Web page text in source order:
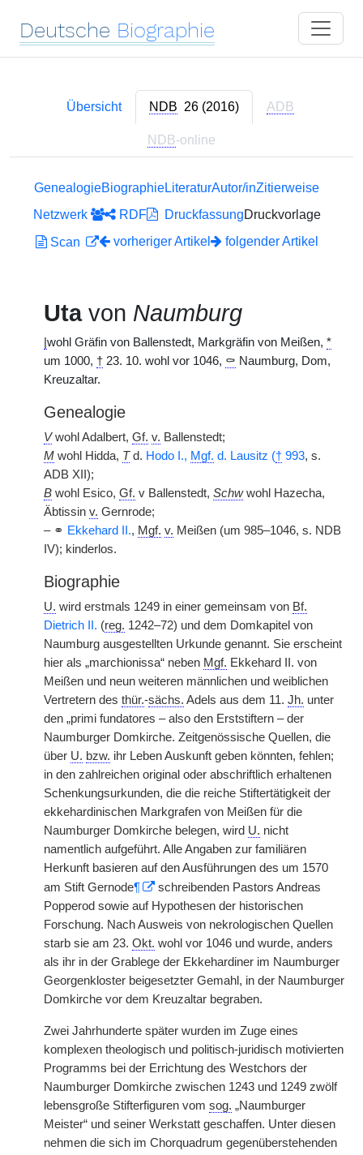
Deutsche Biographie
Übersicht NDB 26 (2016) ADB
NDB-online
GenealogieBiographieLiteraturAutor/inZitierweise
Netzwerk
RDF DruckfassungDruckvorlage
Scan
vorheriger Artikel folgender Artikel
Utavon Naumburg
wohl Gräfin von Ballenstedt, Markgräfin von Meißen, *
um 1000, † 23. 10. wohl vor 1046, ⚰ Naumburg, Dom,
Kreuzaltar.
Genealogie
Vwohl Adalbert, Gf. v. Ballenstedt;
M wohl Hidda, Td. Hodo I., Mgf. d. Lausitz († 993, s.
ADB XII);
B wohl Esico, Gf. v Ballenstedt, Schwwohl Hazecha,
Äbtissin v. Gernrode;
– ⚭ Ekkehard II., Mgf. v. Meißen (um 985–1046, s. NDB
IV); kinderlos.
Biographie
U. wird erstmals 1249 in einer gemeinsam von Bf.
Dietrich II. (reg. 1242–72) und dem Domkapitel von
Naumburg ausgestellten Urkunde genannt. Sie erscheint
hier als „marchionissa“ neben Mgf. Ekkehard II. von
Meißen und neun weiteren männlichen und weiblichen
Vertretern des thür.-sächs. Adels aus dem 11. Jh. unter
den „primi fundatores – also den Erststiftern – der
Naumburger Domkirche. Zeitgenössische Quellen, die
über U. bzw. ihr Leben Auskunft geben könnten, fehlen;
in den zahlreichen original oder abschriftlich erhaltenen
Schenkungsurkunden, die die reiche Stiftertätigkeit der
ekkehardinischen Markgrafen von Meißen für die
Naumburger Domkirche belegen, wird U. nicht
namentlich aufgeführt. Alle Angaben zur familiären
Herkunft basieren auf den Ausführungen des um 1570
am Stift Gernode¶
schreibenden Pastors Andreas
Popperod sowie auf Hypothesen der historischen
Forschung. Nach Ausweis von nekrologischen Quellen
starb sie am 23. Okt. wohl vor 1046 und wurde, anders
als ihr in der Grablege der Ekkehardiner im Naumburger
Georgenkloster beigesetzter Gemahl, in der Naumburger
Domkirche vor dem Kreuzaltar begraben.
Zwei Jahrhunderte später wurden im Zuge eines
komplexen theologisch und politisch-juridisch motivierten
Programms bei der Errichtung des Westchors der
Naumburger Domkirche zwischen 1243 und 1249 zwölf
lebensgroße Stifterfiguren vom sog. „Naumburger
Meister“ und seiner Werkstatt geschaffen. Unter diesen
nehmen die sich im Chorquadrum gegenüberstehenden